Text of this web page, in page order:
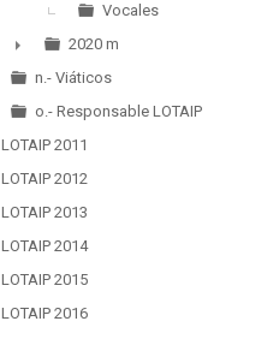
Vocales
►
2020 m
n.- Viáticos
o.- Responsable LOTAIP
LOTAIP 2011
LOTAIP 2012
LOTAIP 2013
LOTAIP 2014
LOTAIP 2015
LOTAIP 2016